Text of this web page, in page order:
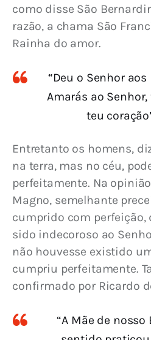
como disse São
razão, a chama São
Rainha do amor.
“Deu o Senhor
Amarás ao
teu
Entretanto os homens,
na terra, mas no céu,
perfeitamente. Na
Magno, semelhante
cumprido com perfeição,
sido indecoroso ao
não houvesse existido
cumpriu perfeitamente.
confirmado por Ricardo
“A Mãe de